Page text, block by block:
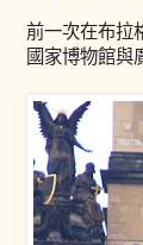
前一次在布拉
國家博物館與